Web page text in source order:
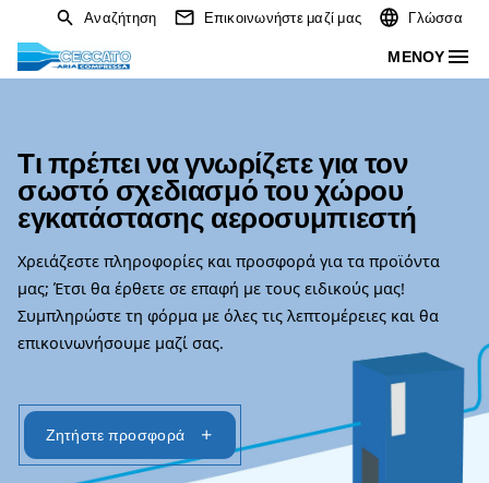
Αναζήτηση Επικοινωνήστε μαζί μας
Τι πρέπει να γνωρίζετε για
σωστό σχεδιασμό του
εγκατάστασης
Χρειάζεστε πληροφορίες και προσφορά για τα
μας; Έτσι θα έρθετε σε επαφή με τους ειδικούς
Συμπληρώστε τη φόρμα με όλες τις
επικοινωνήσουμε μαζί σας.